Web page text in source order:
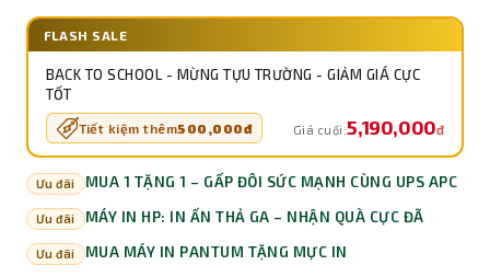
FLASH SALE
BACK TO SCHOOL - MỪNG TỰU TRƯỜNG - GIẢM GIÁ CỰC
TỐT
Tiết kiệm thêm500,000đ Giá cuối:5,190,000đ
Ưu đãi MUA 1 TẶNG 1 – GẤP ĐÔI SỨC MẠNH CÙNG UPS APC
Ưu đãi MÁY IN HP: IN ẤN THẢ GA – NHẬN QUÀ CỰC ĐÃ
Ưu đãi MUA MÁY IN PANTUM TẶNG MỰC IN